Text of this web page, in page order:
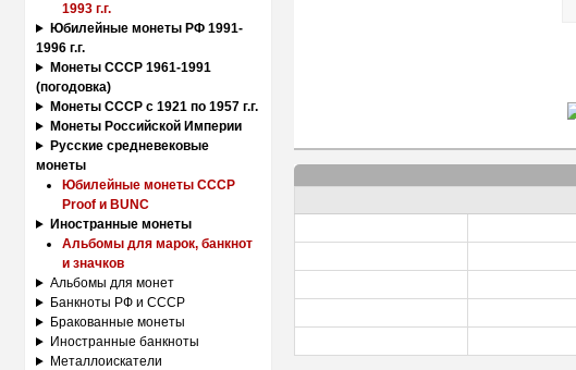
1993 г.г.
Юбилейные монеты РФ 1991-
1996 г.г.
Монеты СССР 1961-1991
(погодовка)
Монеты СССР с 1921 по 1957 г.г.
Монеты Российской Империи
Русские средневековые
монеты
Юбилейные монеты СССР
Proof и BUNC
Иностранные монеты
Альбомы для марок, банкнот
и значков
Альбомы для монет
Банкноты РФ и СССР
Бракованные монеты
Иностранные банкноты
Металлоискатели